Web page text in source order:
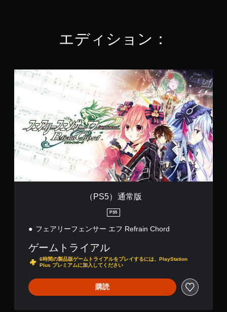
エディション：
（
P
5
）
通
版
（PS5）通常版
PS5
フェアリーフェンサー エフ Refrain Chord
ゲームトライアル
6時間の製品版ゲームトライアルをプレイするには、PlayStation
Plus プレミアムに加入してください
購読